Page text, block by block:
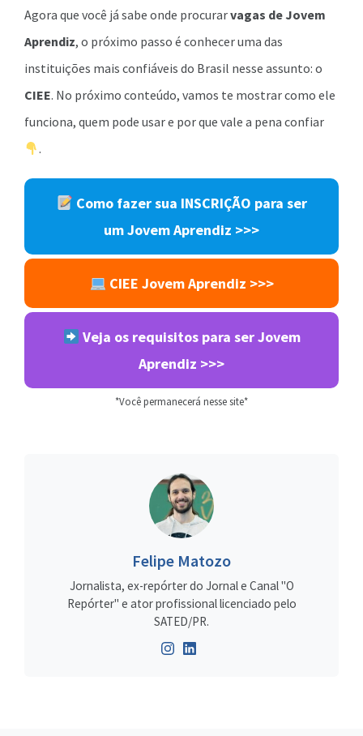
Agora que você já sabe onde procurarvagas de Jovem
Aprendiz, o próximo passo é conhecer uma das
instituições mais confiáveis do Brasil nesse assunto: o
CIEE. No próximo conteúdo, vamos te mostrar como ele
funciona, quem pode usar e por que vale a pena confiar
.
Como fazer sua INSCRIÇÃO para ser
um Jovem Aprendiz >>>
CIEE Jovem Aprendiz >>>
Veja os requisitos para ser Jovem
Aprendiz >>>
*Você permanecerá nesse site*
Felipe Matozo
Jornalista, ex-repórter do Jornal e Canal "O
Repórter" e ator profissional licenciado pelo
SATED/PR.